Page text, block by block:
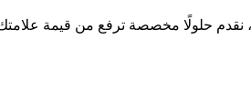
نقدم حلولًا مخصصة ترفع من قيمة علامتك